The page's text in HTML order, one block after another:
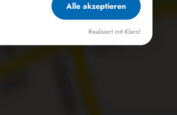
Alle akzeptieren
Realisiert mit Klaro!